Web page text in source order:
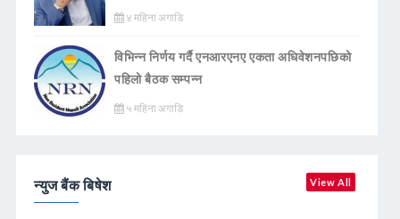
४ महिना अगाडि
विभिन्न निर्णय गर्दै एनआरएनए एकता अधिवेशनपछिको
पहिलो बैठक सम्पन्न
५ महिना अगाडि
न्युज बैंक बिषेश View All